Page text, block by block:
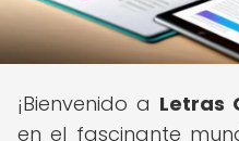
¡Bienvenido a Letras
en el fascinante